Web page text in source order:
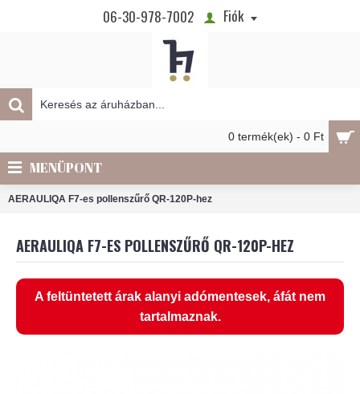
06-30-978-7002 Fiók
0 termék(ek) - 0 Ft
MENÜPONT
AERAULIQA F7-es pollenszűrő QR-120P-hez
AERAULIQA F7-ES POLLENSZŰRŐ QR-120P-HEZ
A feltüntetett árak alanyi adómentesek, áfát nem
tartalmaznak.